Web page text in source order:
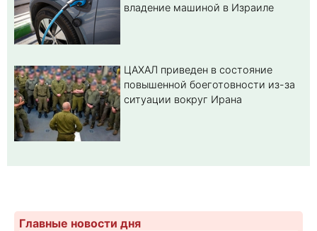
владение машиной в Израиле
ЦАХАЛ приведен в состояние
повышенной боеготовности из-за
ситуации вокруг Ирана
Главные новости дня